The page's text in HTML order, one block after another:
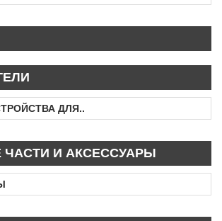
ДЛЯ..
И АКСЕССУАРЫ